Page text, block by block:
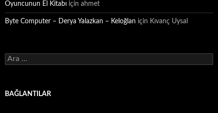
Oyuncunun El Kitabı için ahmet
Byte Computer – Derya Yalazkan – Keloğlan için Kıvanç Uysal
Arama:
BAĞLANTILAR